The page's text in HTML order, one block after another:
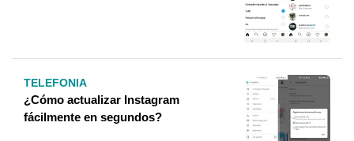
TELEFONIA
¿Cómo actualizar Instagram
fácilmente en segundos?